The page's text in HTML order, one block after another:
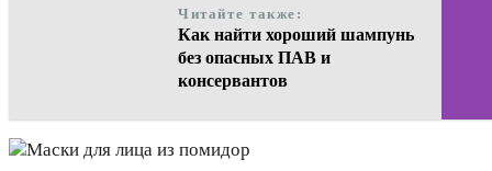
Читайте также:
Как найти хороший шампунь
без опасных ПАВ и
консервантов